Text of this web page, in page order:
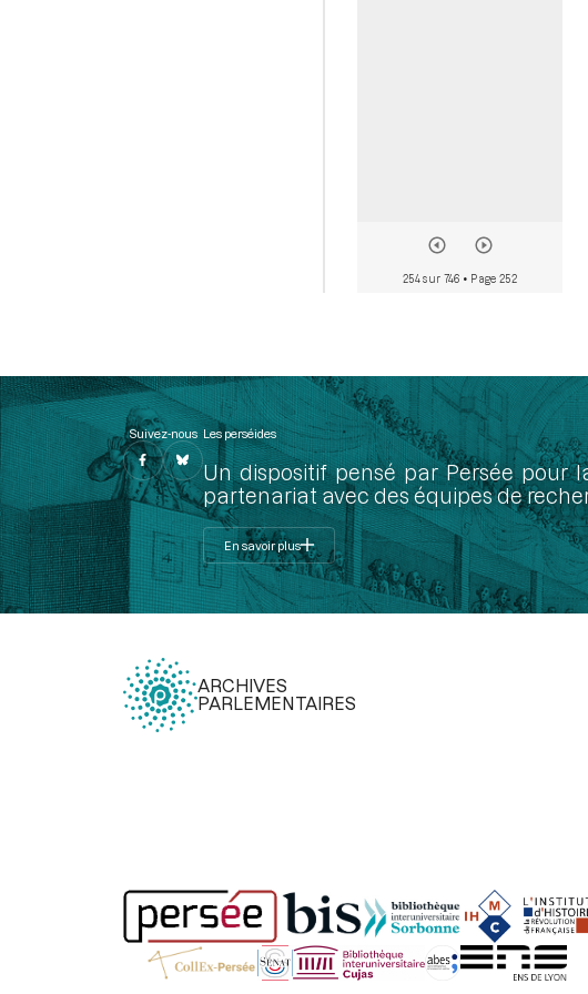
254 sur 746 • Page 252
Suivez-nous Les perséides
Un dispositif pensé par Persée pour
partenariat avec des équipes de
En savoir plus
ARCHIVES
PARLEMENTAIRES